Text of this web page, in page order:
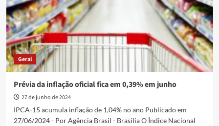
abaixo
da
taxa
de
junho,
aponta
IBGE
Geral
Prévia da inflação oficial fica em 0,39% em junho
27 de junho de 2024
IPCA-15 acumula inflação de 1,04% no ano Publicado em
27/06/2024 - Por Agência Brasil - Brasília O Índice Nacional